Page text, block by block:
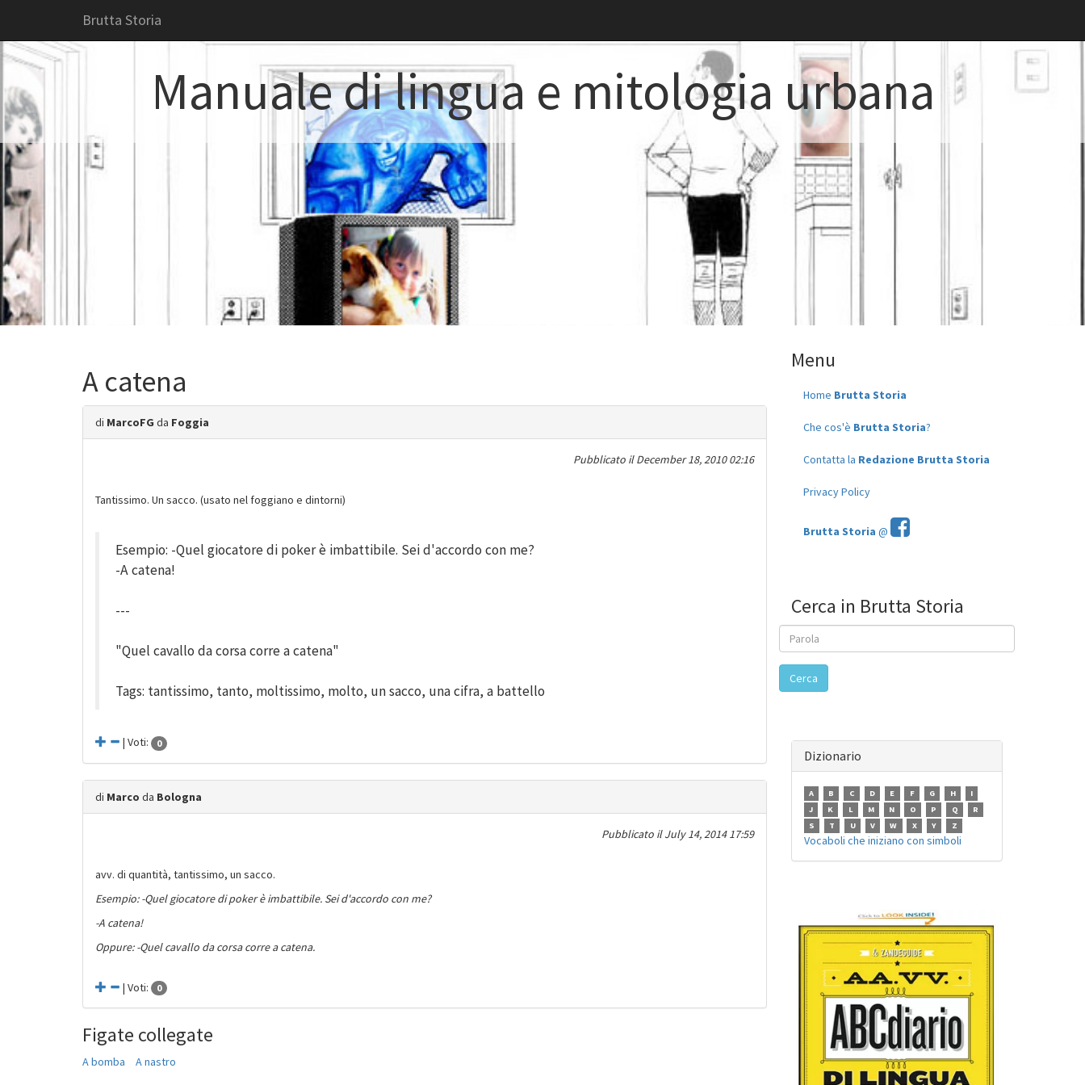
Brutta Storia
Manuale di lingua e mitologia urbana
A catena
di MarcoFG da Foggia
Pubblicato ilDecember 18, 2010 02:16
Tantissimo. Un sacco. (usato nel foggiano e dintorni)
Esempio: -Quel giocatore di poker è imbattibile. Sei d'accordo con me?
-A catena!
---
"Quel cavallo da corsa corre a catena"
Tags: tantissimo, tanto, moltissimo, molto, un sacco, una cifra, a battello
| Voti: 0
di Marco da Bologna
Pubblicato ilJuly 14, 2014 17:59
avv. di quantità, tantissimo, un sacco.
Esempio: -Quel giocatore di poker è imbattibile. Sei d'accordo con me?
-A catena!
Oppure: -Quel cavallo da corsa corre a catena.
| Voti: 0
Figate collegate
A bomba A nastro
Menu
Home Brutta Storia
Che cos'è Brutta Storia?
Contatta la Redazione Brutta Storia
Privacy Policy
Brutta Storia @
Cerca in Brutta Storia
Cerca
Dizionario
A B C D E F G H
I
J
K L M N O P Q
R
S
T U V W X Y Z
Vocaboli che iniziano con simboli